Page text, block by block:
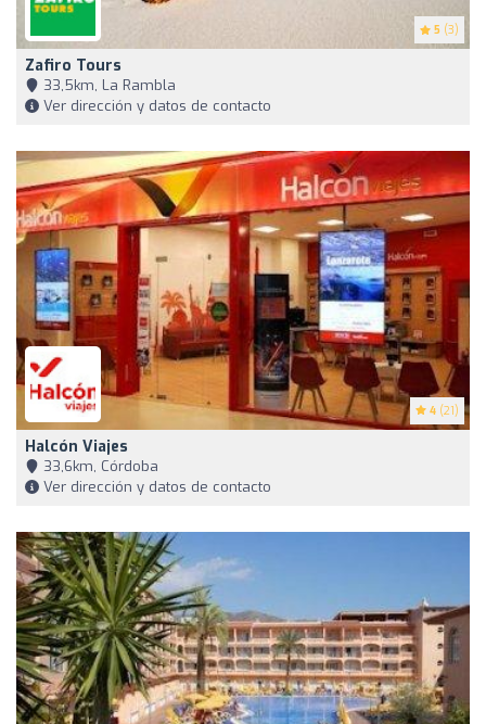
5 (3)
Zafiro Tours
33,5km, La Rambla
Ver dirección y datos de contacto
4 (21)
Halcón Viajes
33,6km, Córdoba
Ver dirección y datos de contacto